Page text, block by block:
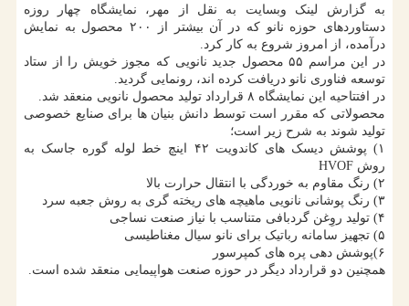
به گزارش لینک وبسایت به نقل از مهر، نمایشگاه چهار روزه
دستاوردهای حوزه نانو که در آن بیشتر از ۲۰۰ محصول به نمایش
درآمده، از امروز شروع به کار کرد.
در این مراسم ۵۵ محصول جدید نانویی که مجوز خویش را از ستاد
توسعه فناوری نانو دریافت کرده اند، رونمایی گردید.
در افتتاحیه این نمایشگاه ۸ قرارداد تولید محصول نانویی منعقد شد.
محصولاتی که مقرر است توسط دانش بنیان ها برای صنایع خصوصی
تولید شوند به شرح زیر است؛
۱) پوشش دیسک های کاندویت ۴۲ اینچ خط لوله گوره جاسک به
روش HVOF
۲) رنگ مقاوم به خوردگی با انتقال حرارت بالا
۳) رنگ پوشانی نانویی ماهیچه های ریخته گری به روش جعبه سرد
۴) تولید روِغن گردبافی متناسب با نیاز صنعت نساجی
۵) تجهیز سامانه رباتیک برای نانو سیال مغناطیسی
۶)پوشش دهی پره های کمپرسور
همچنین دو قرارداد دیگر در حوزه صنعت هواپیمایی منعقد شده است.